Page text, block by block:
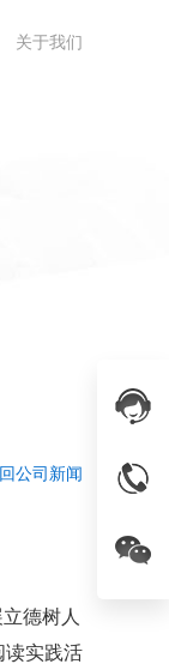
关于我们
公司新闻
德树人
读实践活